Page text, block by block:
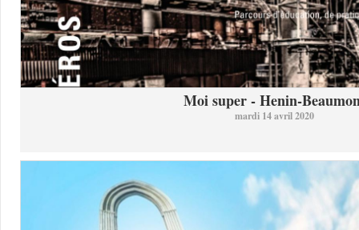
Moi super - Henin-
mardi 14 avril 2020